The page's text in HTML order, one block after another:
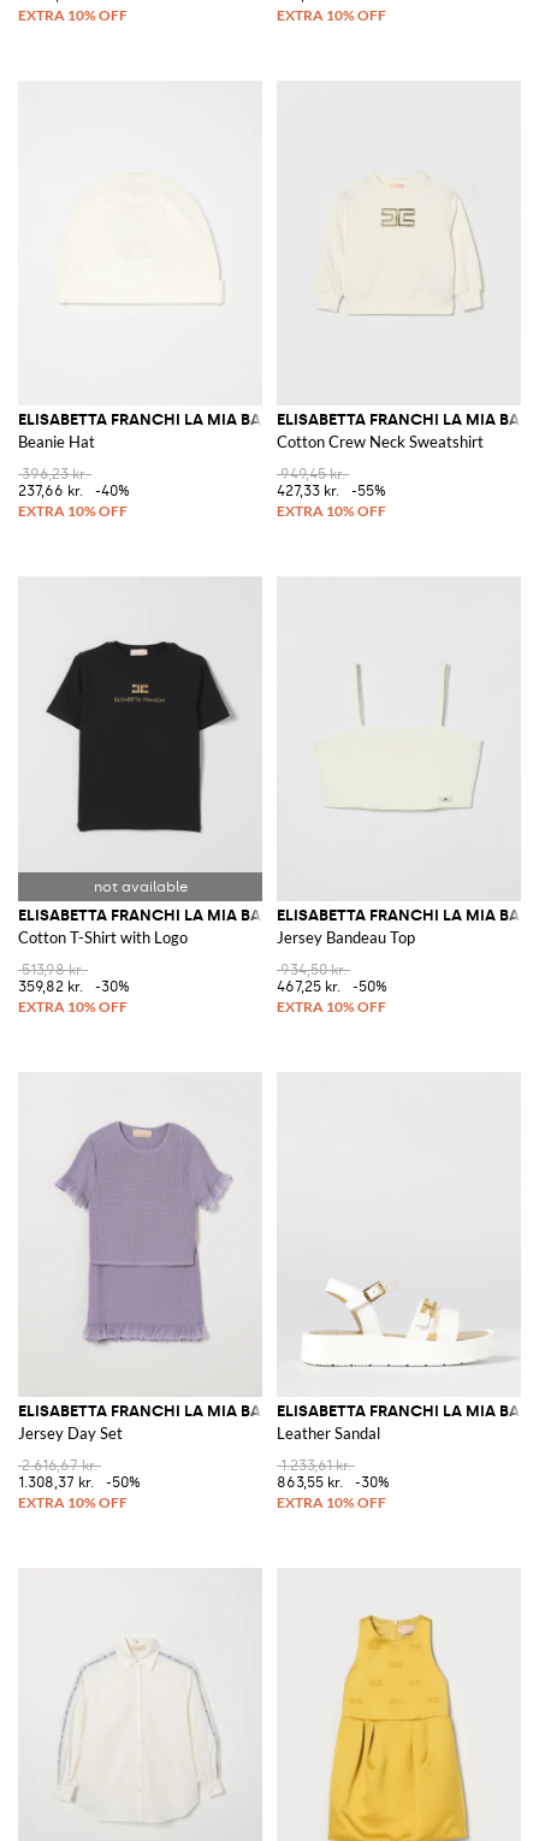
ELISABETTA FRANCHI LA MIA BAMBINA
Beanie Hat
396,23 kr.
237,66 kr.
-40%
ELISABETTA FRANCHI LA MIA
Cotton Crew Neck Sweatshirt
949,45 kr.
427,33 kr.
-55%
ELISABETTA FRANCHI LA MIA BAMBINA
Cotton T-Shirt with Logo
513,98 kr.
359,82 kr.
-30%
ELISABETTA FRANCHI LA MIA
Jersey Bandeau Top
934,50 kr.
467,25 kr.
-50%
ELISABETTA FRANCHI LA MIA BAMBINA
Jersey Day Set
2.616,67 kr.
1.308,37 kr.
-50%
ELISABETTA FRANCHI LA MIA
Leather Sandal
1.233,61 kr.
863,55 kr.
-30%